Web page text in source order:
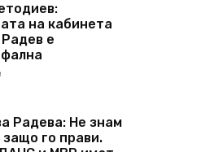
на кабинета
е
Радева: Не знам
защо го прави.